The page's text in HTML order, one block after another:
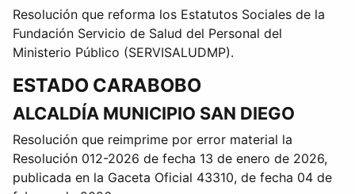
Resolución que reforma los Estatutos Sociales de la
Fundación Servicio de Salud del Personal del
Ministerio Público (SERVISALUDMP).
ESTADO CARABOBO
ALCALDÍA MUNICIPIO SAN DIEGO
Resolución que reimprime por error material la
Resolución 012-2026 de fecha 13 de enero de 2026,
publicada en la Gaceta Oficial 43310, de fecha 04 de